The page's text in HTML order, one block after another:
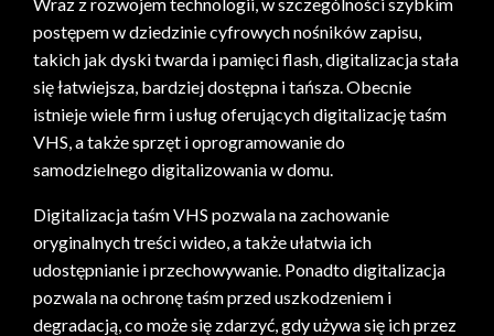
postępem w dziedzinie cyfrowych nośników zapisu,
takich jak dyski twarda i pamięci flash, digitalizacja stała
się łatwiejsza, bardziej dostępna i tańsza. Obecnie
istnieje wiele firm i usług oferujących digitalizację taśm
VHS, a także sprzęt i oprogramowanie do
samodzielnego digitalizowania w domu.
Digitalizacja taśm VHS pozwala na zachowanie
oryginalnych treści wideo, a także ułatwia ich
udostępnianie i przechowywanie. Ponadto digitalizacja
pozwala na ochronę taśm przed uszkodzeniem i
degradacją, co może się zdarzyć, gdy używa się ich przez